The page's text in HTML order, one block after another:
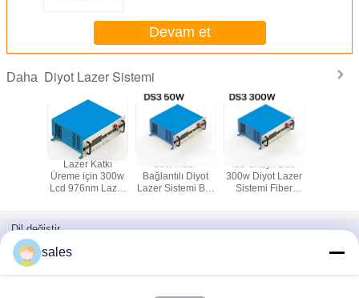
Devam et
Daha Diyot Lazer Sistemi
Lazer Katkı
Üreme için 300w
Lcd 976nm Lazer
50w Fiber
Bağlantılı Diyot
Lazer Sistemi Bwt
Iso Onaylı Ds3
300w Diyot Lazer
Sistemi Fiber
Dil değiştir
Turkishsales